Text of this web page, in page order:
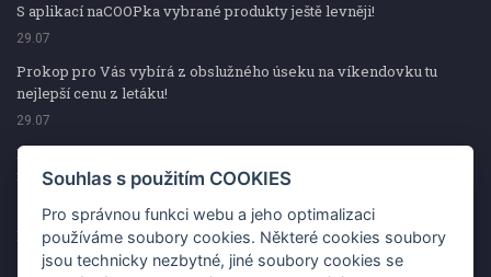
S aplikací naCOOPka vybrané produkty ještě levněji!
29.07
Prokop pro Vás vybírá z obslužného úseku na víkendovku tu
nejlepší cenu z letáku!
29.07
Prokop pro Vás vybírá z obslužného úseku na víkendovku tu
nejlepší cenu z letáku!
Kup špekáčky od Váhaly a vyhraj s naCOOPkou sekerku Fiskars
29.07
Souhlas s použitím COOKIES
Pro správnou funkci webu a jeho optimalizaci
používáme soubory cookies. Některé cookies soubory
jsou technicky nezbytné, jiné soubory cookies se